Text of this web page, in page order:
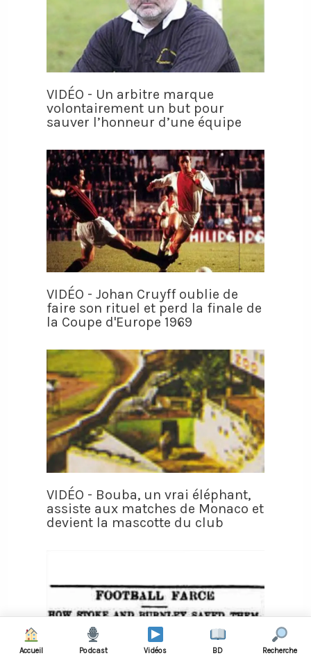
VIDÉO - Un arbitre marque
volontairement un but pour
sauver l’honneur d’une équipe
VIDÉO - Johan Cruyff oublie de
faire son rituel et perd la finale de
la Coupe d'Europe 1969
VIDÉO - Bouba, un vrai éléphant,
assiste aux matches de Monaco et
devient la mascotte du club
Accueil Podcast Vidéos BD Recherche